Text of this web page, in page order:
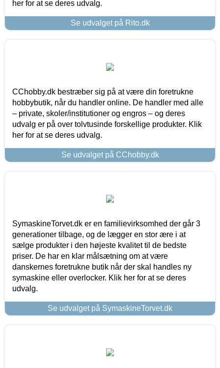
her for at se deres udvalg.
Se udvalget på Rito.dk
CChobby.dk bestræber sig på at være din foretrukne
hobbybutik, når du handler online. De handler med alle
– private, skoler/institutioner og engros – og deres
udvalg er på over tolvtusinde forskellige produkter. Klik
her for at se deres udvalg.
Se udvalget på CChobby.dk
SymaskineTorvet.dk er en familievirksomhed der går 3
generationer tilbage, og de lægger en stor ære i at
sælge produkter i den højeste kvalitet til de bedste
priser. De har en klar målsætning om at være
danskernes foretrukne butik når der skal handles ny
symaskine eller overlocker. Klik her for at se deres
udvalg.
Se udvalget på SymaskineTorvet.dk